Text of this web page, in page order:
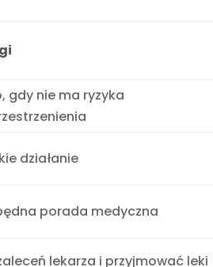
gdy nie ma ryzyka
działanie
porada medyczna
lekarza i przyjmować leki